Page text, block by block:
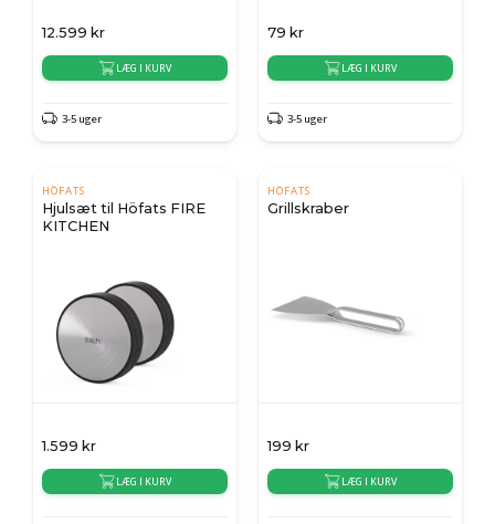
12.599 kr
LÆG I KURV
3-5 uger
79 kr
LÆG I KURV
3-5 uger
HÖFATS
Hjulsæt til Höfats FIRE
KITCHEN
1.599 kr
LÆG I KURV
HÖFATS
Grillskraber
199 kr
LÆG I KURV